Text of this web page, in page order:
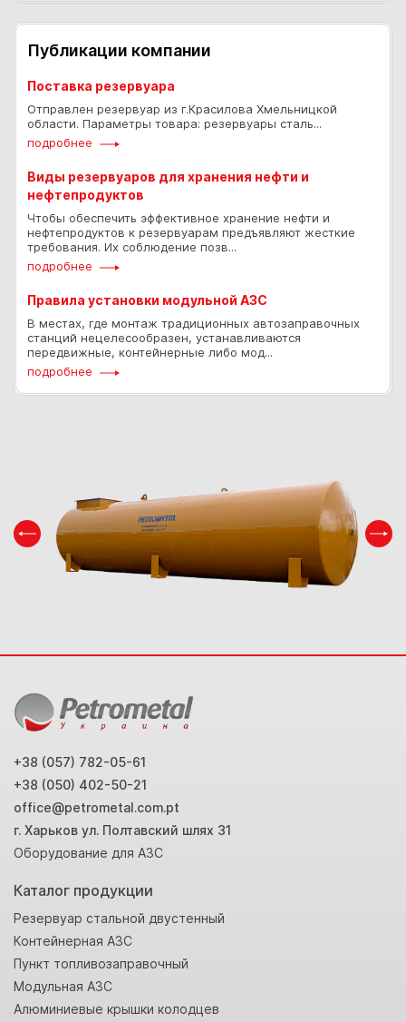
Публикации компании
Поставка резервуара
Отправлен резервуар из г.Красилова Хмельницкой
области. Параметры товара: резервуары сталь...
подробнее
Виды резервуаров для хранения нефти и
нефтепродуктов
Чтобы обеспечить эффективное хранение нефти и
нефтепродуктов к резервуарам предъявляют жесткие
требования. Их соблюдение позв...
подробнее
Правила установки модульной АЗС
В местах, где монтаж традиционных автозаправочных
станций нецелесообразен, устанавливаются
передвижные, контейнерные либо мод...
подробнее
+38 (057) 782-05-61
+38 (050) 402-50-21
office@petrometal.com.pt
г. Xаpькoв yл. Пoлтавcкий шляx 31
Оборудование для АЗС
Каталог продукции
Резервуар стальной двустенный
Контейнерная АЗС
Пункт топливозаправочный
Модульная АЗС
Алюминиевые крышки колодцев